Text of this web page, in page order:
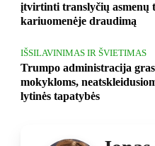
įtvirtinti translyčių asmenų
kariuomenėje draudimą
IŠSILAVINIMAS IR ŠVIETIMAS
Trumpo administracija
mokykloms,
lytinės tapatybės